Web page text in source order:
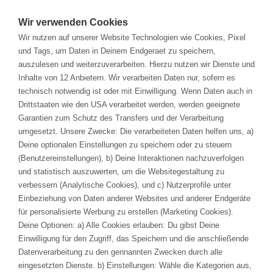
REFERENZEN
DOWNLOADS
Solutions
Branchen
Services & Training
Veranstaltungen
Unternehmen
avasis Dienstleistungen
Wir haben die Erfahrung, das Wissen, die
Fähigkeit zur Partnerschaft, die Macher und
die Werkzeuge, um mit Ihnen zusammen Ihre
Ziele zu erreichen.
Consulting Services
Wir verwenden Cookies
Wir nutzen auf unserer Website Technologien wie Cookies, Pixel
und Tags, um Daten in Deinem Endgeraet zu speichern,
auszulesen und weiterzuverarbeiten. Hierzu nutzen wir Dienste und
Inhalte von 12 Anbietern. Wir verarbeiten Daten nur, sofern es
technisch notwendig ist oder mit Einwilligung. Wenn Daten auch in
Drittstaaten wie den USA verarbeitet werden, werden geeignete
Garantien zum Schutz des Transfers und der Verarbeitung
umgesetzt. Unsere Zwecke: Die verarbeiteten Daten helfen uns, a)
Deine optionalen Einstellungen zu speichern oder zu steuern
(Benutzereinstellungen), b) Deine Interaktionen nachzuverfolgen
und statistisch auszuwerten, um die Websitegestaltung zu
verbessern (Analytische Cookies), und c) Nutzerprofile unter
Einbeziehung von Daten anderer Websites und anderer Endgeräte
für personalisierte Werbung zu erstellen (Marketing Cookies).
Deine Optionen: a) Alle Cookies erlauben: Du gibst Deine
Einwilligung für den Zugriff, das Speichern und die anschließende
Datenverarbeitung zu den gennannten Zwecken durch alle
eingesetzten Dienste. b) Einstellungen: Wähle die Kategorien aus,